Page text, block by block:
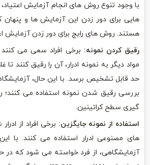
با وجود تنوع روش های انجام آزمایش اعتیاد،
هایی برای دور زدن این آزمایش ها و
هستند. روش های رایج برای دور زدن آزمایش
رقیق کردن نمونه: برخی افراد سعی می
مواد دیگر به نمونه ادرار، آن را رقیق کنند
حد قابل تشخیص برسد. با این حال،
بررسی رقیق شدن نمونه استفاده می کنند؛
گیری سطح کراتینین.
استفاده از نمونه جایگزین: برخی افراد از
های مصنوعی ادرار استفاده می کنند. با
آزمایشگاهی، از فرد خواسته می شود که